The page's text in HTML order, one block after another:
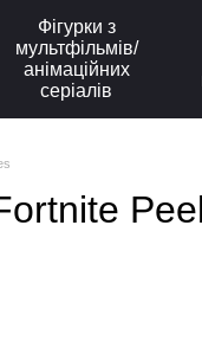
Фігурки з
мультфільмів/
анімаційних
серіалів
Fortnite